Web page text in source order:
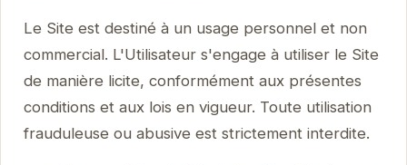
Le Site est destiné à un usage personnel et non
commercial. L'Utilisateur s'engage à utiliser le Site
de manière licite, conformément aux présentes
conditions et aux lois en vigueur. Toute utilisation
frauduleuse ou abusive est strictement interdite.